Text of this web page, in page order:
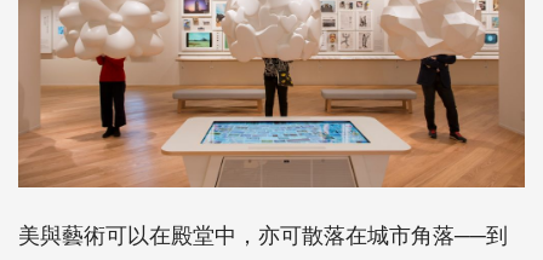
美與藝術可以在殿堂中，亦可散落在城市角落──到